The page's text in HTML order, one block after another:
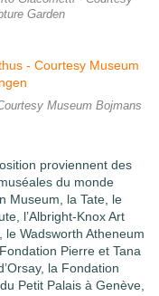
Garden
Museum Bojmans
proviennent des
du monde
Museum, la Tate, le
l’Albright-Knox Art
Wadsworth Atheneum
Pierre et Tana
la Fondation
Petit Palais à Genève,